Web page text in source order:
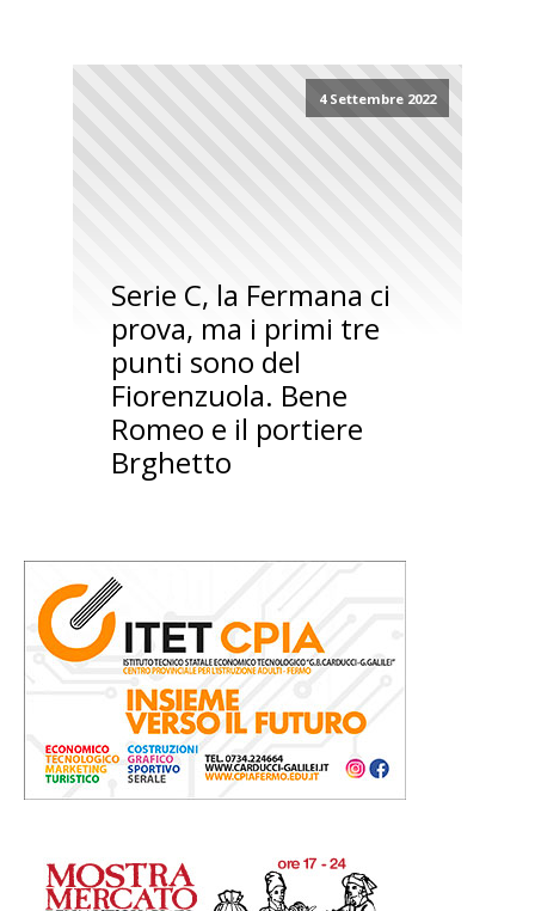
4 Settembre 2022
Serie C, la Fermana ci
prova, ma i primi tre
punti sono del
Fiorenzuola. Bene
Romeo e il portiere
Brghetto